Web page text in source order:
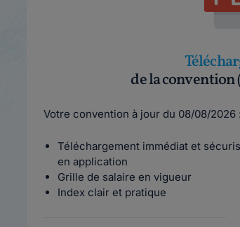
de la convention
Votre convention à jour du 08/08/2026 :
Téléchargement immédiat et
en application
Grille de salaire en vigueur
Index clair et pratique